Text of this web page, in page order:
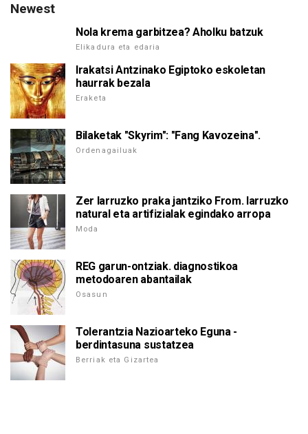
Newest
Nola krema garbitzea? Aholku batzuk
Elikadura eta edaria
Irakatsi Antzinako Egiptoko eskoletan
haurrak bezala
Eraketa
Bilaketak "Skyrim": "Fang Kavozeina".
Ordenagailuak
Zer larruzko praka jantziko From. larruzko
natural eta artifizialak egindako arropa
Moda
REG garun-ontziak. diagnostikoa
metodoaren abantailak
Osasun
Tolerantzia Nazioarteko Eguna -
berdintasuna sustatzea
Berriak eta Gizartea